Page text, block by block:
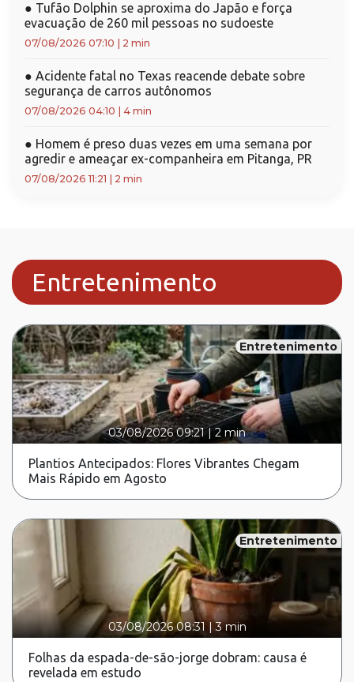
● Tufão Dolphin se aproxima do Japão e força
evacuação de 260 mil pessoas no sudoeste
07/08/2026 07:10 2 min
● Acidente fatal no Texas reacende debate sobre
segurança de carros autônomos
07/08/2026 04:10 4 min
● Homem é preso duas vezes em uma semana por
agredir e ameaçar ex-companheira em Pitanga, PR
07/08/2026 11:21 2 min
Entretenimento
Entretenimento
03/08/2026 09:21|2 min
Plantios Antecipados: Flores Vibrantes Chegam
Mais Rápido em Agosto
Entretenimento
03/08/2026 08:31 |3 min
Folhas da espada-de-são-jorge dobram: causa é
revelada em estudo